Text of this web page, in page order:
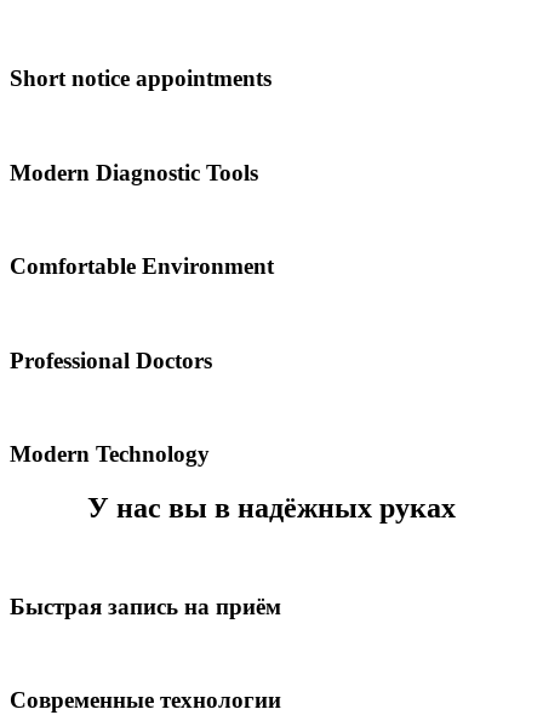
Short notice appointments
Modern Diagnostic Tools
Comfortable Environment
Professional Doctors
Modern Technology
У нас вы в надёжных руках
Быстрая запись на приём
Современные технологии